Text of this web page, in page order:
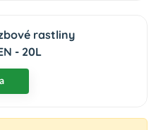
rastliny
- 20L